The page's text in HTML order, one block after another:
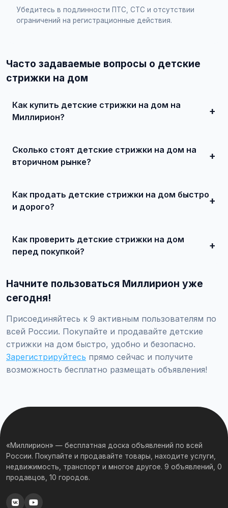
Убедитесь в подлинности ПТС, СТС и отсутствии
ограничений на регистрационные действия.
Часто задаваемые вопросы о детские
стрижки на дом
Как купить детские стрижки на дом на
Миллирион?
встрече и совершите сделку. Для дорогих автомобилей
рекомендуется провести независимую экспертизу.
Сколько стоят детские стрижки на дом на
вторичном рынке?
представлены предложения от 50 000 ₽ до нескольких
миллионов рублей.
Как продать детские стрижки на дом быстро
и дорого?
необходимости воспользуйтесь платным продвижением
— ваше объявление поднимется в топ.
Как проверить детские стрижки на дом
перед покупкой?
технического состояния и проверки пробега.
Начните пользоваться Миллирион уже
сегодня!
Присоединяйтесь к 9 активным пользователям по
всей России. Покупайте и продавайте детские
стрижки на дом быстро, удобно и безопасно.
Зарегистрируйтесь прямо сейчас и получите
возможность бесплатно размещать объявления!
«Миллирион» — бесплатная доска объявлений по всей
России. Покупайте и продавайте товары, находите услуги,
недвижимость, транспорт и многое другое. 9 объявлений, 0
продавцов, 10 городов.